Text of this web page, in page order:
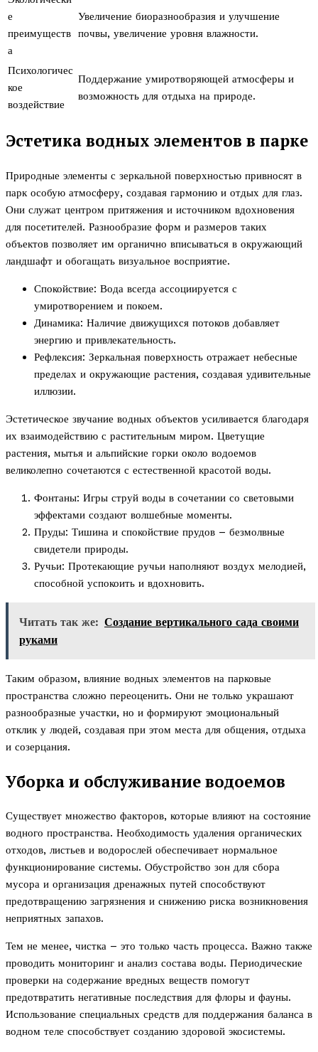
е
преимуществ
а
Увеличение биоразнообразия и улучшение
почвы, увеличение уровня влажности.
Психологичес
кое
воздействие
Поддержание умиротворяющей атмосферы и
возможность для отдыха на природе.
Эстетика водных элементов в парке
Природные элементы с зеркальной поверхностью привносят в
парк особую атмосферу, создавая гармонию и отдых для глаз.
Они служат центром притяжения и источником вдохновения
для посетителей. Разнообразие форм и размеров таких
объектов позволяет им органично вписываться в окружающий
ландшафт и обогащать визуальное восприятие.
Спокойствие: Вода всегда ассоциируется с
умиротворением и покоем.
Динамика: Наличие движущихся потоков добавляет
энергию и привлекательность.
Рефлексия: Зеркальная поверхность отражает небесные
пределах и окружающие растения, создавая удивительные
иллюзии.
Эстетическое звучание водных объектов усиливается благодаря
их взаимодействию с растительным миром. Цветущие
растения, мытья и альпийские горки около водоемов
великолепно сочетаются с естественной красотой воды.
Фонтаны: Игры струй воды в сочетании со световыми
эффектами создают волшебные моменты.
Пруды: Тишина и спокойствие прудов – безмолвные
свидетели природы.
Ручьи: Протекающие ручьи наполняют воздух мелодией,
способной успокоить и вдохновить.
Читать так же: Создание вертикального сада своими
руками
Таким образом, влияние водных элементов на парковые
пространства сложно переоценить. Они не только украшают
разнообразные участки, но и формируют эмоциональный
отклик у людей, создавая при этом места для общения, отдыха
и созерцания.
Уборка и обслуживание водоемов
Существует множество факторов, которые влияют на состояние
водного пространства. Необходимость удаления органических
отходов, листьев и водорослей обеспечивает нормальное
функционирование системы. Обустройство зон для сбора
мусора и организация дренажных путей способствуют
предотвращению загрязнения и снижению риска возникновения
неприятных запахов.
Тем не менее, чистка – это только часть процесса. Важно также
проводить мониторинг и анализ состава воды. Периодические
проверки на содержание вредных веществ помогут
предотвратить негативные последствия для флоры и фауны.
Использование специальных средств для поддержания баланса в
водном теле способствует созданию здоровой экосистемы.